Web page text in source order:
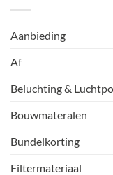
Aanbieding
Af
Beluchting &
Bouwmateralen
Bundelkorting
Filtermateriaal